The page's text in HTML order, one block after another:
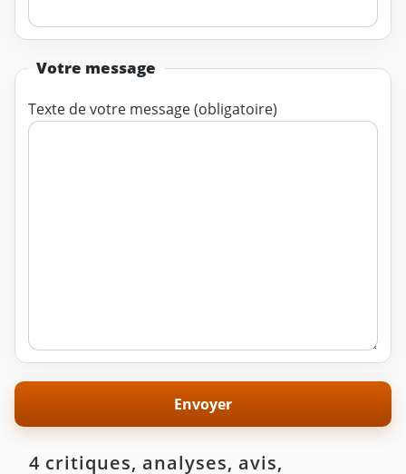
Votre message
Texte de votre message (obligatoire)
4 critiques, analyses, avis,